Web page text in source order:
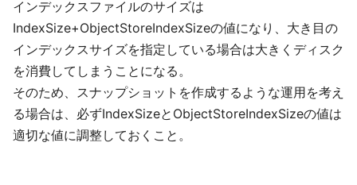
インデックスファイルのサイズは
IndexSize+ObjectStoreIndexSizeの値になり、大き目の
インデックスサイズを指定している場合は大きくディスク
を消費してしまうことになる。
そのため、スナップショットを作成するような運用を考え
る場合は、必ずIndexSizeとObjectStoreIndexSizeの値は
適切な値に調整しておくこと。